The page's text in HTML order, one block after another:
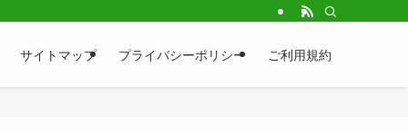
サイトマップ プライバシーポリシー ご利用規約